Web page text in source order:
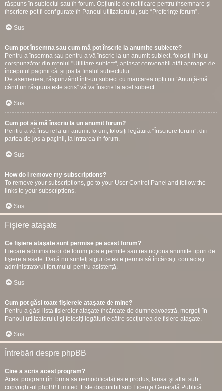
răspuns în subiectul sau în forum. Opțiunile de notificare pentru însemnare și
înscriere pot fi configurate în Panoul utilizatorului, sub “Preferințe forum”.
Sus
Cum pot însemna sau cum mă pot înscrie la anumite subiecte?
Pentru a însemna sau pentru a vă înscrie la un anumit subiect, folosiţi link-ul
corspunzător din meniul "Utilitare subiect", aplasat convenabil atât aproape de
începutul paginii cât și jos la finalul subiectului.
De asemenea, răspunzând într-un subiect cu marcarea opțiunii “Anunță-mă
când un răspuns este scris” vă va înscrie la acel subiect.
Sus
Cum pot să mă înscriu la un anumit forum?
Pentru a vă înscrie la un anumit forum, folosiți legătura “Înscriere forum”, din
partea de jos a paginii, la intrarea în forum.
Sus
How do I remove my subscriptions?
To remove your subscriptions, go to your User Control Panel and follow the
links to your subscriptions.
Sus
Fişiere ataşate
Ce fişiere ataşate sunt permise pe acest forum?
Fiecare administrator de forum poate permite sau restricţiona anumite tipuri de
fişiere ataşate. Dacă nu sunteţi sigur ce este permis sâ încărcaţi, contactaţi
administratorul forumului pentru asistenţă.
Sus
Cum pot găsi toate fişierele ataşate de mine?
Pentru a găsi lista fişierelor ataşate încărcate de dumneavoastră, mergeţi în
Panoul utilizatorului şi folosiţi legăturile către secţiunea de fişiere ataşate.
Sus
Întrebări despre phpBB
Cine a scris acest program?
Acest program (în forma sa nemodificată) este produs, lansat şi aflat sub
copyright-ul phpBB Limited . Este disponibil sub Licenţa Generală Publică